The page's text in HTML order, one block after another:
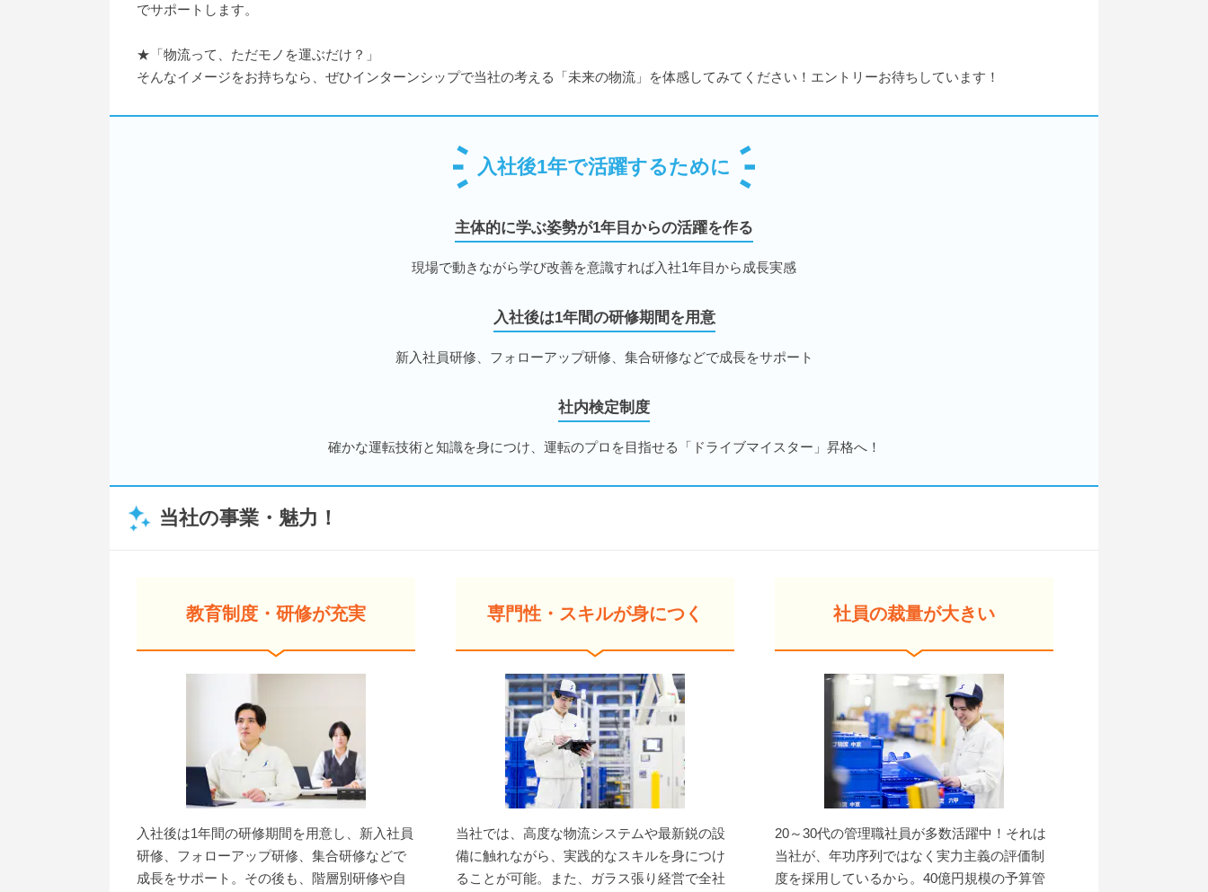
でサポートします。
★「物流って、ただモノを運ぶだけ？」
そんなイメージをお持ちなら、ぜひインターンシップで当社の考える「未来の物流」を体感してみてください！エントリーお待ちしています！
入社後1年で活躍するために
主体的に学ぶ姿勢が1年目からの活躍を作る
現場で動きながら学び改善を意識すれば入社1年目から成長実感
入社後は1年間の研修期間を用意
新入社員研修、フォローアップ研修、集合研修などで成長をサポート
社内検定制度
確かな運転技術と知識を身につけ、運転のプロを目指せる「ドライブマイスター」昇格へ！
当社の事業・魅力！
教育制度・研修が充実
入社後は1年間の研修期間を用意し、新入社員
研修、フォローアップ研修、集合研修などで
成長をサポート。その後も、階層別研修や自
専門性・スキルが身につく
当社では、高度な物流システムや最新鋭の設
備に触れながら、実践的なスキルを身につけ
ることが可能。また、ガラス張り経営で全社
社員の裁量が大きい
20～30代の管理職社員が多数活躍中！それは
当社が、年功序列ではなく実力主義の評価制
度を採用しているから。40億円規模の予算管